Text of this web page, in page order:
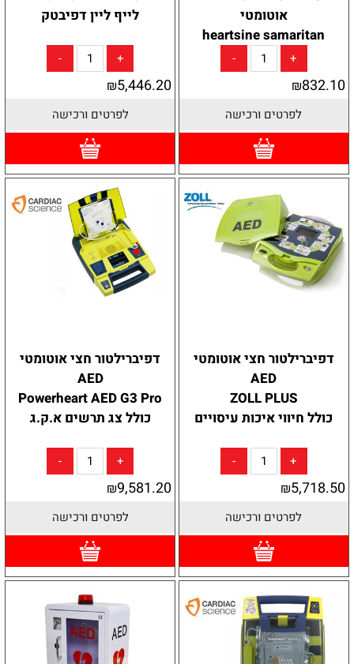
אוטומטי
heartsine samaritan
₪832.10
לפרטים ורכישה
לייף ליין דפיבטק
₪5,446.20
לפרטים ורכישה
דפיברילטור חצי אוטומטי
AED
ZOLL PLUS
כולל חיווי איכות עיסויים
₪5,718.50
לפרטים ורכישה
דפיברילטור חצי אוטומטי
AED
Powerheart AED G3 Pro
כולל צג תרשים א.ק.ג
₪9,581.20
לפרטים ורכישה